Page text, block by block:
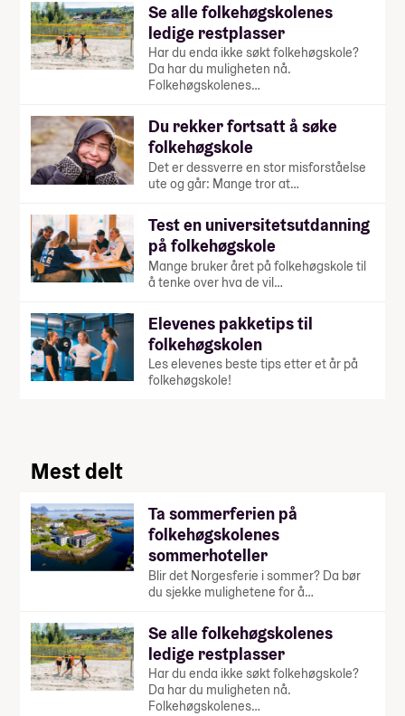
Se alle folkehøgskolenes
ledige restplasser
Har du enda ikke søkt folkehøgskole?
Da har du muligheten nå.
Folkehøgskolenes…
Du rekker fortsatt å søke
folkehøgskole
Det er dessverre en stor misforståelse
ute og går: Mange tror at…
Test en universitetsutdanning
på folkehøgskole
Mange bruker året på folkehøgskole til
å tenke over hva de vil…
Elevenes pakketips til
folkehøgskolen
Les elevenes beste tips etter et år på
folkehøgskole!
Mest delt
Ta sommerferien på
folkehøgskolenes
sommerhoteller
Blir det Norgesferie i sommer? Da bør
du sjekke mulighetene for å…
Se alle folkehøgskolenes
ledige restplasser
Har du enda ikke søkt folkehøgskole?
Da har du muligheten nå.
Folkehøgskolenes…